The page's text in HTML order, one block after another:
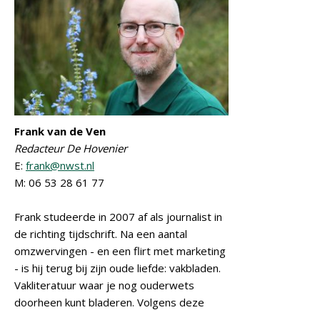
Frank van de Ven
Redacteur De Hovenier
E: frank@nwst.nl
M: 06 53 28 61 77
Frank studeerde in 2007 af als journalist in
de richting tijdschrift. Na een aantal
omzwervingen - en een flirt met marketing
- is hij terug bij zijn oude liefde: vakbladen.
Vakliteratuur waar je nog ouderwets
doorheen kunt bladeren. Volgens deze